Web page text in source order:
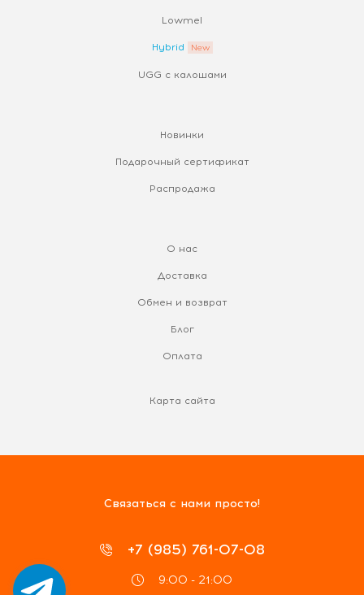
Lowmel
Hybrid
UGG с калошами
Новинки
Подарочный сертификат
Распродажа
О нас
Доставка
Обмен и возврат
Блог
Оплата
Карта сайта
Связаться с нами просто!
+7 (985) 761-07-08
9:00 - 21:00